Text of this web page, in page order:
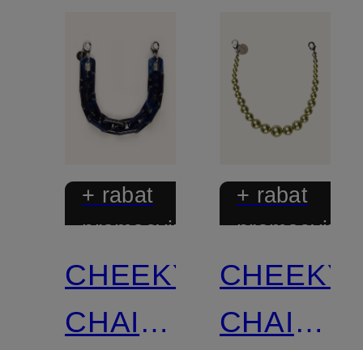
+ rabat
promocyjny
CHEEKY
CHAIN
+ rabat
promocyjny
CHEEKY
CHAIN